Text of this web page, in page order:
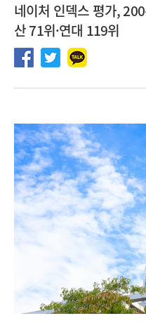
네이처 인덱스 평가,
산 71위·연대 119위